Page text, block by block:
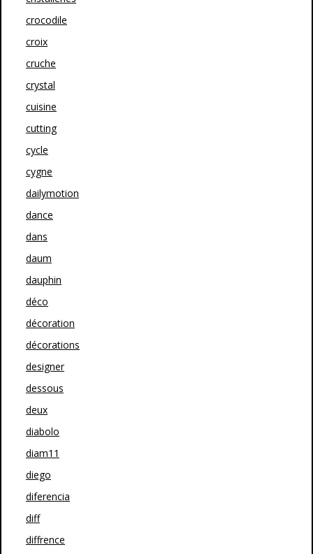
crocodile
croix
cruche
crystal
cuisine
cutting
cycle
cygne
dailymotion
dance
dans
daum
dauphin
déco
décoration
décorations
designer
dessous
deux
diabolo
diam11
diego
diferencia
diff
diffrence